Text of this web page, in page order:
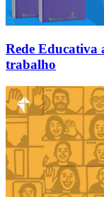
Rede Educativa
trabalho